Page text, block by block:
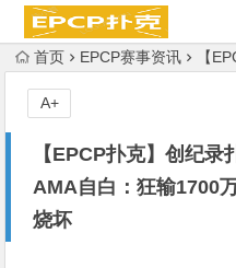
首页 EPCP赛事资讯 【EPCP
【EPCP扑克】创纪
AMA自白：狂输1700
烧坏
A+